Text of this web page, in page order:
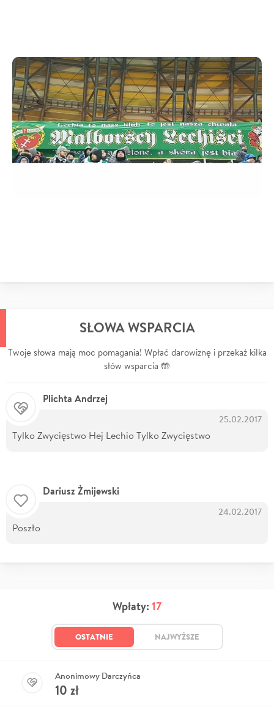
SŁOWA WSPARCIA
Twoje słowa mają moc pomagania! Wpłać darowiznę i przekaż kilka
słów wsparcia 🤲
Plichta Andrzej
25.02.2017
Tylko Zwycięstwo Hej Lechio Tylko Zwycięstwo
Dariusz Żmijewski
24.02.2017
Poszło
Wpłaty: 17
OSTATNIE NAJWYŻSZE
Anonimowy Darczyńca
10 zł